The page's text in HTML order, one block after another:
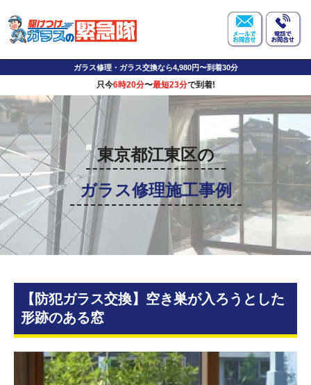
ガラス修理・ガラス交換なら4,980円〜到着30分
只今6時20分〜最短23分で到着!
東京都江東区の
ガラス修理施工事例
【防犯ガラス交換】空き巣が入ろうとした
形跡のある窓